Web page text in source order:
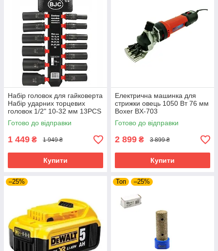
Набір головок для гайковерта
Набір ударних торцевих
головок 1/2" 10-32 мм 13PCS
BJC /довгі/. M58272
Готово до відправки
1 449 ₴ 1 949 ₴
Купити
Електрична машинка для
стрижки овець 1050 Вт 76 мм
Boxer BX-703
електротриммер для стрижки
худоби тварин
Готово до відправки
2 899 ₴ 3 899 ₴
Купити
–25% Топ –25%